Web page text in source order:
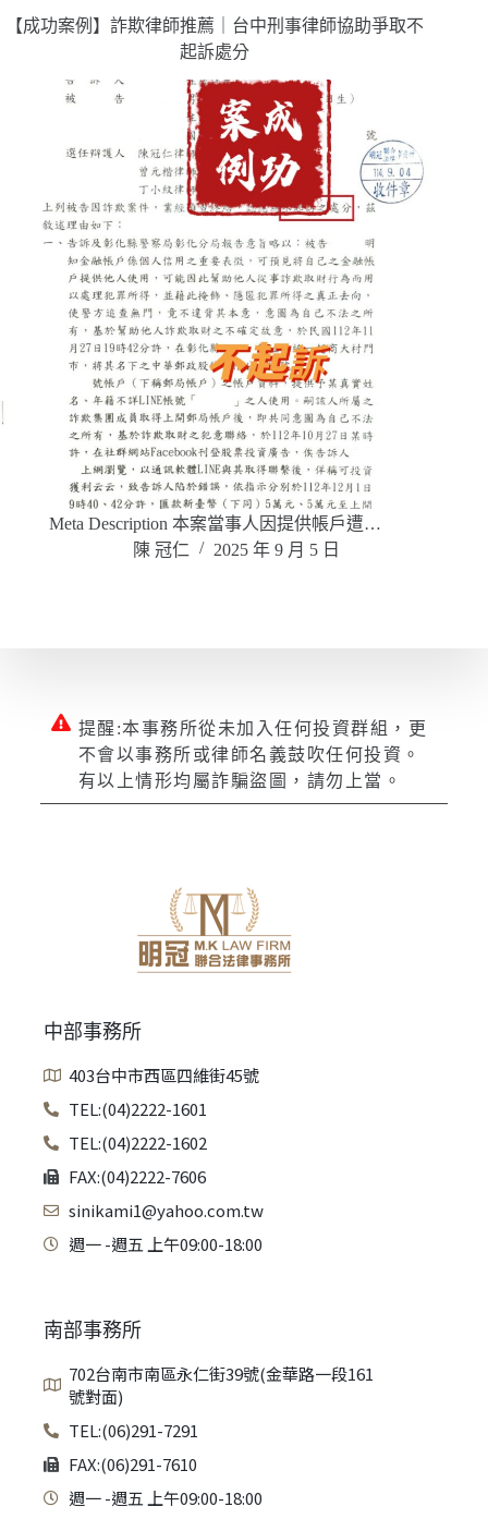
【成功案例】詐欺律師推薦｜台中刑事律師協助爭取不
起訴處分
Meta Description 本案當事人因提供帳戶遭…
陳 冠仁
2025 年 9 月 5 日
提醒:本事務所從未加入任何投資群組，更
不會以事務所或律師名義鼓吹任何投資。
有以上情形均屬詐騙盜圖，請勿上當。
中部事務所
403台中市西區四維街45號
TEL:(04)2222-1601
TEL:(04)2222-1602
FAX:(04)2222-7606
sinikami1@yahoo.com.tw
週一 -週五 上午09:00-18:00
南部事務所
702台南市南區永仁街39號(金華路一段161
號對面)
TEL:(06)291-7291
FAX:(06)291-7610
週一 -週五 上午09:00-18:00